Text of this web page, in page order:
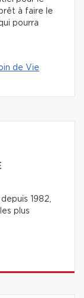
à faire le
pourra
de Vie
1982,
plus